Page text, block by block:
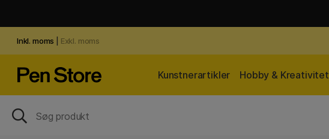
Inkl. moms Exkl. moms
Kunstnerartikler Hobby & Kreativitet